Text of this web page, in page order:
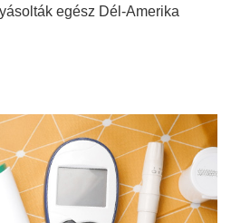
egész Dél-Amerika